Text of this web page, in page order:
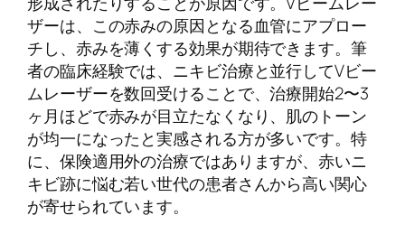
ザーは、この赤みの原因となる血管にアプロー
チし、赤みを薄くする効果が期待できます。筆
者の臨床経験では、ニキビ治療と並行してVビー
ムレーザーを数回受けることで、治療開始2〜3
ヶ月ほどで赤みが目立たなくなり、肌のトーン
が均一になったと実感される方が多いです。特
に、保険適用外の治療ではありますが、赤いニ
キビ跡に悩む若い世代の患者さんから高い関心
が寄せられています。